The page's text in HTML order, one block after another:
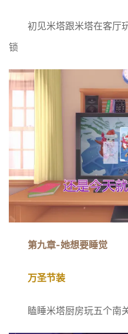
初见米塔跟米塔在客厅
锁
第九章-她想要睡觉
万圣节装
瞌睡米塔厨房玩五个南